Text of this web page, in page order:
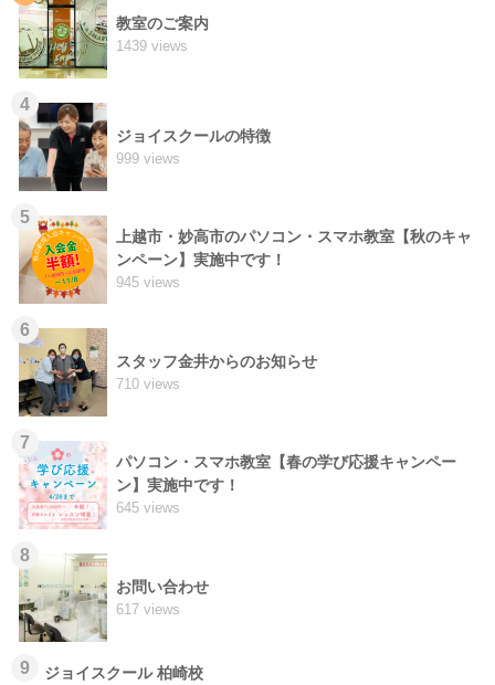
教室のご案内
1439 views
4
ジョイスクールの特徴
999 views
5
上越市・妙高市のパソコン・スマホ教室【秋のキャ
ンペーン】実施中です！
945 views
6
スタッフ金井からのお知らせ
710 views
7
パソコン・スマホ教室【春の学び応援キャンペー
ン】実施中です！
645 views
8
お問い合わせ
617 views
9 ジョイスクール 柏崎校